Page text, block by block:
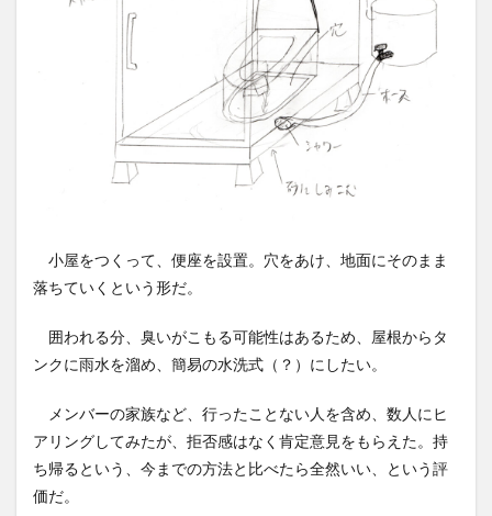
小屋をつくって、便座を設置。穴をあけ、地面にそのまま
落ちていくという形だ。
囲われる分、臭いがこもる可能性はあるため、屋根からタ
ンクに雨水を溜め、簡易の水洗式（？）にしたい。
メンバーの家族など、行ったことない人を含め、数人にヒ
アリングしてみたが、拒否感はなく肯定意見をもらえた。持
ち帰るという、今までの方法と比べたら全然いい、という評
価だ。